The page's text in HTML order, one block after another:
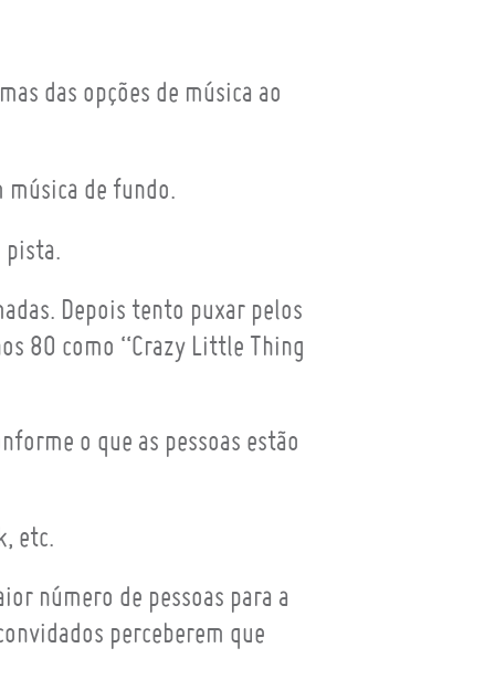
das opções de música ao
música de fundo.
pista.
Depois tento puxar pelos
80 como “Crazy Little Thing
o que as pessoas estão
etc.
número de pessoas para a
perceberem que